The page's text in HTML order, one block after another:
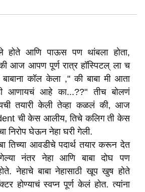
आणि पाऊस पण थांबला होता,
आज आपण पूर्ण रात्र हॉस्पिटल् ला च
कॉल केला ," की बाबा मी आता
आणायचं आहे का...??" तीच बोलणं
तयारी केली तेव्हा कळलं की, आज
ची केस आलीय, तिचे कलिग ती केस
निरोप घेऊन नेहा घरी गेली.
तिच्या आवडीचे पदार्थ तयार करून देत
नंतर नेहा आणि बाबा दोघ पण
नेहाचे बाबा नेहासाठी खूप खुष होते
होण्याचं स्वप्न पूर्ण केलं होत. त्यांना